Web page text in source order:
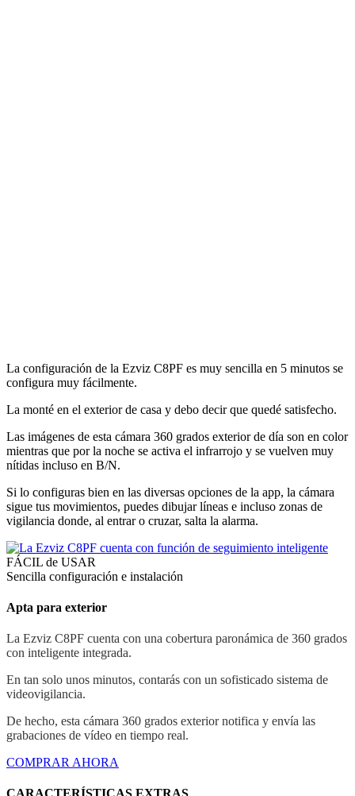
La configuración de la Ezviz C8PF es muy sencilla en 5 minutos se
configura muy fácilmente.
La monté en el exterior de casa y debo decir que quedé satisfecho.
Las imágenes de esta cámara 360 grados exterior de día son en color
mientras que por la noche se activa el infrarrojo y se vuelven muy
nítidas incluso en B/N.
Si lo configuras bien en las diversas opciones de la app, la cámara
sigue tus movimientos, puedes dibujar líneas e incluso zonas de
vigilancia donde, al entrar o cruzar, salta la alarma.
FÁCIL de USAR
Sencilla configuración e instalación
Apta para exterior
La Ezviz C8PF cuenta con una cobertura paronámica de 360 grados
con inteligente integrada.
En tan solo unos minutos, contarás con un sofisticado sistema de
videovigilancia.
De hecho, esta cámara 360 grados exterior notifica y envía las
grabaciones de vídeo en tiempo real.
COMPRAR AHORA